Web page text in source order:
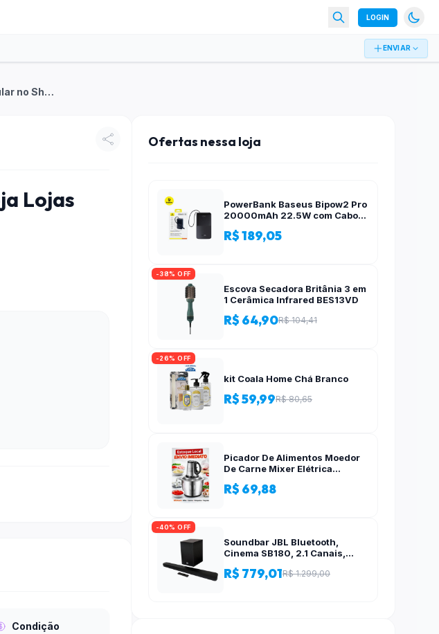
LOGIN
ENVIAR
R$3 OFF em produtos selecionados na loja Lojas Dular no Shopee
Lojas
Condição
Ofertas nessa loja
PowerBank Baseus Bipow2 Pro
20000mAh 22.5W com Cabo
EnerFill FC51
R$ 189,05
-38% OFF
Escova Secadora Britânia 3 em
1 Cerâmica Infrared BES13VD
R$ 64,90R$ 104,41
-26% OFF
kit Coala Home Chá Branco
R$ 59,99R$ 80,65
Picador De Alimentos Moedor
De Carne Mixer Elétrica
Alho – 110v-220v
R$ 69,88
-40% OFF
Soundbar JBL Bluetooth,
Cinema SB180, 2.1 Canais,
110W RMS
R$ 779,01R$ 1.299,00